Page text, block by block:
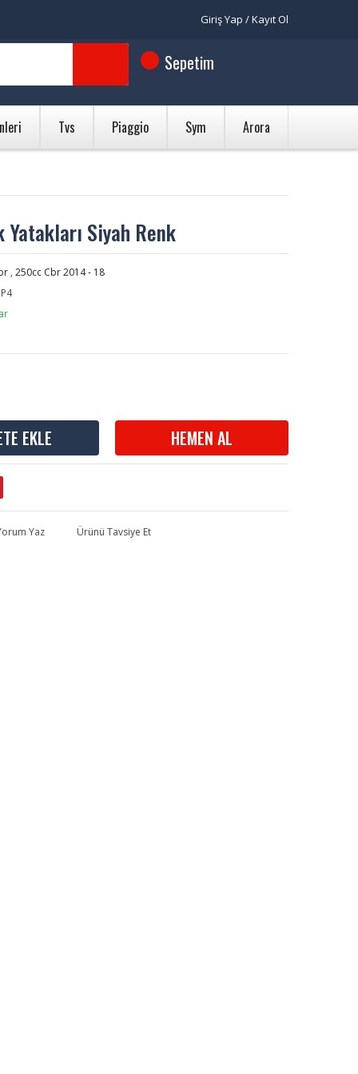
Giriş Yap / Kayıt Ol
Sepetim
Tvs Piaggio Sym Arora
Siyah Renk
, 250cc Cbr 2014 - 18
EKLE HEMEN AL
Yaz Ürünü Tavsiye Et